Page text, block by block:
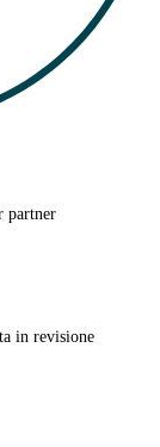
partner
in revisione